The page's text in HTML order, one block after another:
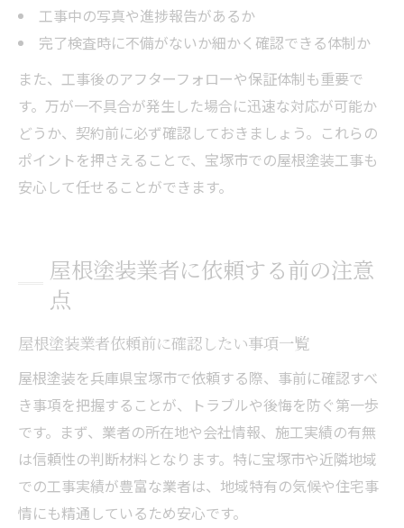
工事中の写真や進捗報告があるか
完了検査時に不備がないか細かく確認できる体制か
また、工事後のアフターフォローや保証体制も重要で
す。万が一不具合が発生した場合に迅速な対応が可能か
どうか、契約前に必ず確認しておきましょう。これらの
ポイントを押さえることで、宝塚市での屋根塗装工事も
安心して任せることができます。
屋根塗装業者に依頼する前の注意
点
屋根塗装業者依頼前に確認したい事項一覧
屋根塗装を兵庫県宝塚市で依頼する際、事前に確認すべ
き事項を把握することが、トラブルや後悔を防ぐ第一歩
です。まず、業者の所在地や会社情報、施工実績の有無
は信頼性の判断材料となります。特に宝塚市や近隣地域
での工事実績が豊富な業者は、地域特有の気候や住宅事
情にも精通しているため安心です。